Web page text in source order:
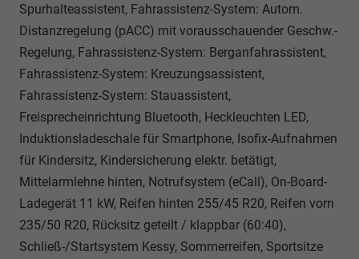
Spurhalteassistent, Fahrassistenz-System: Autom.
Distanzregelung (pACC) mit vorausschauender Geschw.-
Regelung, Fahrassistenz-System: Berganfahrassistent,
Fahrassistenz-System: Kreuzungsassistent,
Fahrassistenz-System: Stauassistent,
Freisprecheinrichtung Bluetooth, Heckleuchten LED,
Induktionsladeschale für Smartphone, Isofix-Aufnahmen
für Kindersitz, Kindersicherung elektr. betätigt,
Mittelarmlehne hinten, Notrufsystem (eCall), On-Board-
Ladegerät 11 kW, Reifen hinten 255/45 R20, Reifen vorn
235/50 R20, Rücksitz geteilt / klappbar (60:40),
Schließ-/Startsystem Kessy, Sommerreifen, Sportsitze